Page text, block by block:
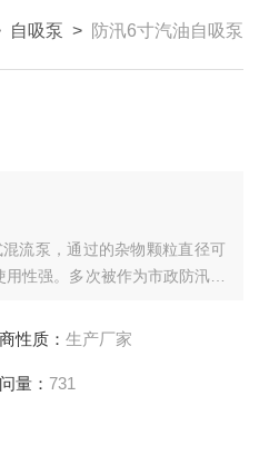
自吸泵 > 防汛6寸汽油自吸泵
流泵，通过的杂物颗粒直径可
性强。多次被作为市政防汛单
性质： 生产厂家
量： 731